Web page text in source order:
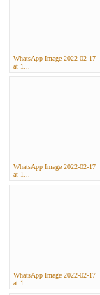
WhatsApp Image 2022-02-17
at 1...
WhatsApp Image 2022-02-17
at 1...
WhatsApp Image 2022-02-17
at 1...